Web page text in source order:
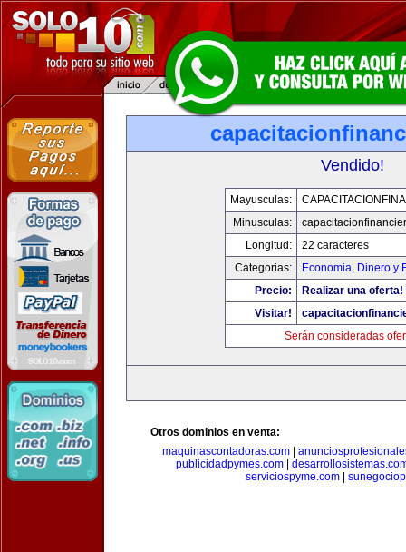
Vendido!
Mayusculas:
Minusculas:
Longitud:
22 caracteres
Categorias:
Economia, Dinero y
Precio:
Realizar una oferta!
Visitar!
Serán consideradas
Otros dominios en venta:
maquinascontadoras.com|
publicidadpymes.com
serviciospyme.com|